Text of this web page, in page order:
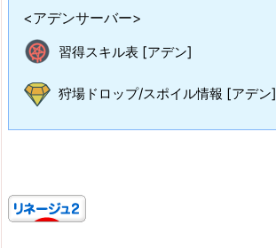
<アデンサーバー>
習得スキル表 [アデン]
狩場ドロップ/スポイル情報 [アデン]